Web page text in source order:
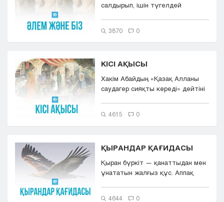
салдырып, ішін түгелдей
3870 0
КІСІ АҚЫСЫ
Хакім Абайдың «Қазақ Алланы
саудагер сияқты көреді» дейтіні
4615 0
ҚЫРАНДАР ҚАҒИДАСЫ
Қыран бүркіт — қанаттыдан мен
ұнататын жалғыз құс. Аппақ
4644 0